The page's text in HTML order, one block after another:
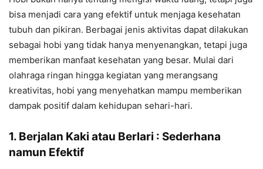
bisa menjadi cara yang efektif untuk menjaga kesehatan
tubuh dan pikiran. Berbagai jenis aktivitas dapat dilakukan
sebagai hobi yang tidak hanya menyenangkan, tetapi juga
memberikan manfaat kesehatan yang besar. Mulai dari
olahraga ringan hingga kegiatan yang merangsang
kreativitas, hobi yang menyehatkan mampu memberikan
dampak positif dalam kehidupan sehari-hari.
1. Berjalan Kaki atau Berlari : Sederhana
namun Efektif